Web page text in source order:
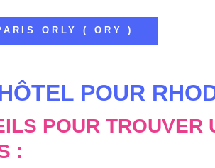
ORLY ( ORY )
POUR
POUR TROUVER
: